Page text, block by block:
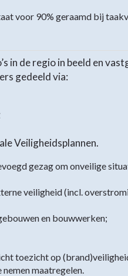
voor 90% geraamd bij
in de regio in beeld en
gedeeld via:
Veiligheidsplannen.
gezag om onveilige
veiligheid (incl.
en bouwwerken;
toezicht op
maatregelen.